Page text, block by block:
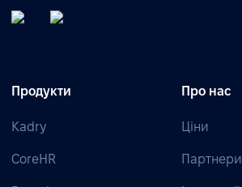
Продукти
Kadry
CoreHR
Про нас
Ціни
Партнери